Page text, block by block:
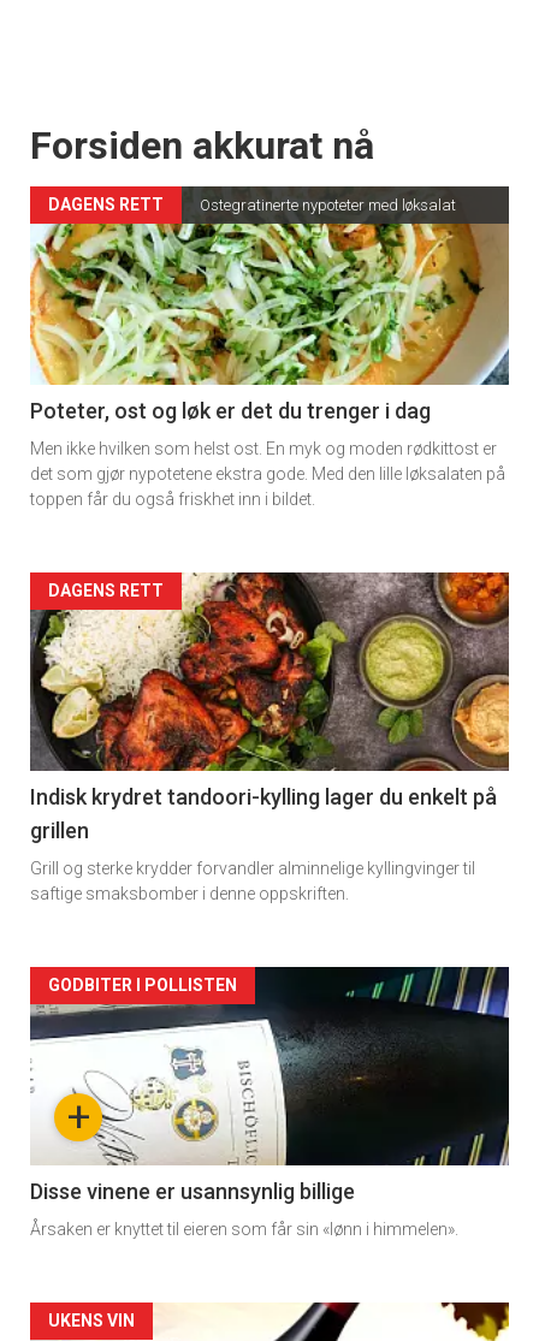
Forsiden akkurat nå
DAGENS RETT Ostegratinerte nypoteter med løksalat
Poteter, ost og løk er det du trenger i dag
Men ikke hvilken som helst ost. En myk og moden rødkittost er
det som gjør nypotetene ekstra gode. Med den lille løksalaten på
toppen får du også friskhet inn i bildet.
Forsiden
akkurat
nå
-
2
DAGENS RETT
Indisk krydret tandoori-kylling lager du enkelt på
grillen
Grill og sterke krydder forvandler alminnelige kyllingvinger til
saftige smaksbomber i denne oppskriften.
Forsiden
akkurat
nå
3
+
GODBITER I POLLISTEN
Disse vinene er usannsynlig billige
Årsaken er knyttet til eieren som får sin «lønn i himmelen».
Forsiden
UKENS VIN